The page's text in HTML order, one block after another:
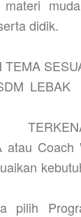
materi
didik.
TEMA
LEBAK
atau
pilih